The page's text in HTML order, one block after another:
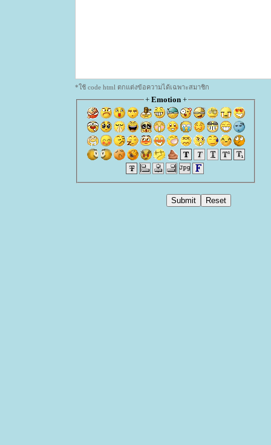
*ใช้ code html ตกแต่งข้อความได้เฉพาะสมาชิก
+ Emotion+